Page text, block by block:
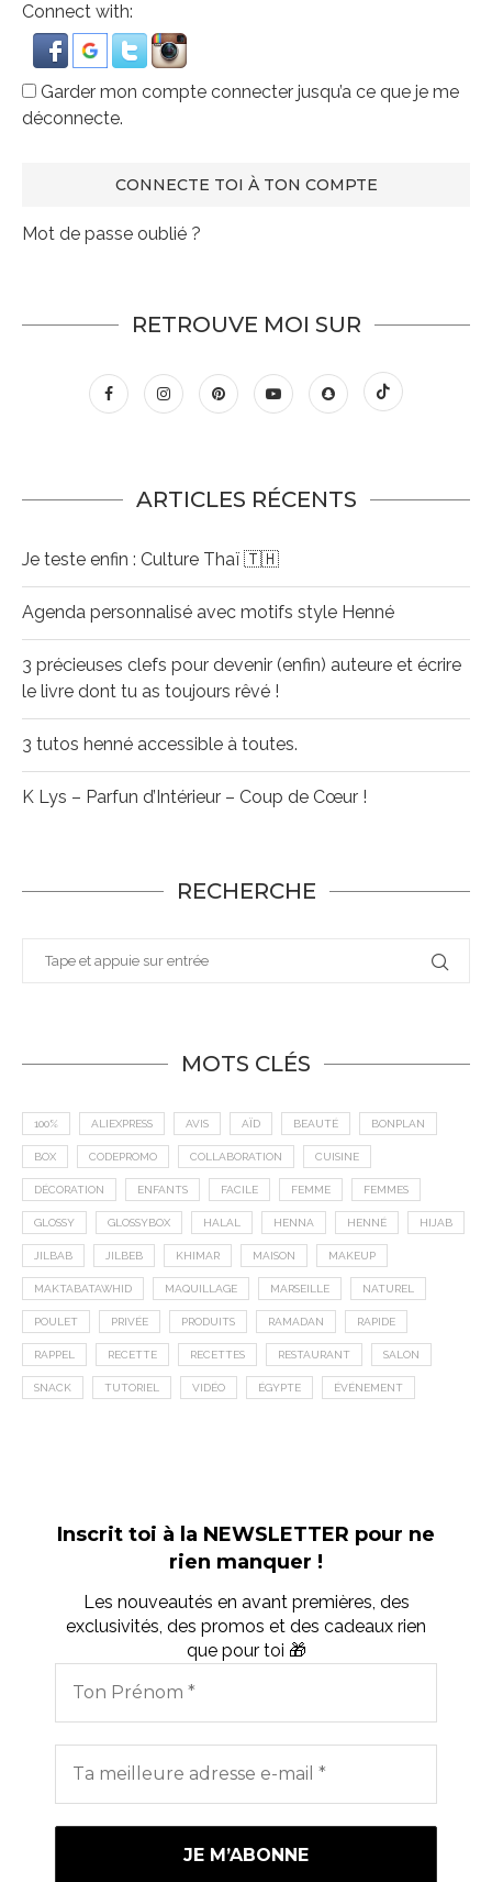
Connect with:
Garder mon compte connecter jusqu’a ce que je me
déconnecte.
Mot de passe oublié ?
RETROUVE MOI SUR
ARTICLES RÉCENTS
Je teste enfin : Culture Thaï 🇹🇭
Agenda personnalisé avec motifs style Henné
3 précieuses clefs pour devenir (enfin) auteure et écrire
le livre dont tu as toujours rêvé !
3 tutos henné accessible à toutes.
K Lys – Parfun d’Intérieur – Coup de Cœur !
RECHERCHE
MOTS CLÉS
100% ALIEXPRESS AVIS AÏD BEAUTÉ BONPLAN
BOX CODEPROMO COLLABORATION CUISINE
DÉCORATION ENFANTS FACILE FEMME FEMMES
GLOSSY GLOSSYBOX HALAL HENNA HENNÉ HIJAB
JILBAB JILBEB KHIMAR MAISON MAKEUP
MAKTABATAWHID MAQUILLAGE MARSEILLE NATUREL
POULET PRIVÉE PRODUITS RAMADAN RAPIDE
RAPPEL RECETTE RECETTES RESTAURANT SALON
SNACK TUTORIEL VIDÉO ÉGYPTE ÉVÉNEMENT
Inscrit toi à la NEWSLETTER pour ne
rien manquer !
Les nouveautés en avant premières, des
exclusivités, des promos et des cadeaux rien
que pour toi 🎁